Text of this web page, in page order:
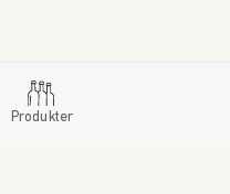
Produkter